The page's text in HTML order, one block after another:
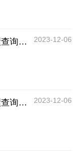
2023年度广西审计专业资格考试成绩查询时间：12月5日起 2023-12-06
2023年度西藏审计专业资格考试成绩查询时间：12月5日起 2023-12-06